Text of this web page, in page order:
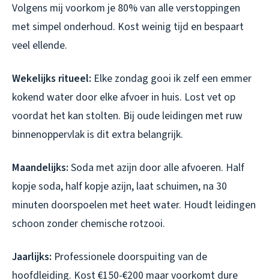
Volgens mij voorkom je 80% van alle verstoppingen
met simpel onderhoud. Kost weinig tijd en bespaart
veel ellende.
Wekelijks ritueel: Elke zondag gooi ik zelf een emmer
kokend water door elke afvoer in huis. Lost vet op
voordat het kan stolten. Bij oude leidingen met ruw
binnenoppervlak is dit extra belangrijk.
Maandelijks: Soda met azijn door alle afvoeren. Half
kopje soda, half kopje azijn, laat schuimen, na 30
minuten doorspoelen met heet water. Houdt leidingen
schoon zonder chemische rotzooi.
Jaarlijks: Professionele doorspuiting van de
hoofdleiding. Kost €150-€200 maar voorkomt dure